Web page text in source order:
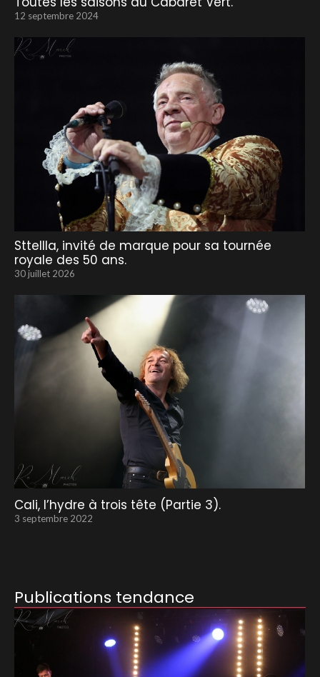
12 septembre 2024
Sttellla, invité de marque pour sa tournée
royale des 50 ans.
30 juillet 2026
Cali, l’hydre à trois tête (Partie 3).
3 septembre 2022
Publications tendance